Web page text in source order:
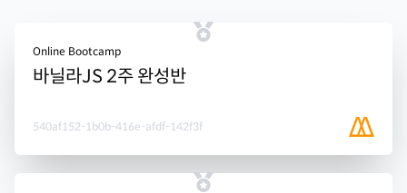
Online Bootcamp
바닐라JS 2주 완성반
540af152-1b0b-416e-afdf-142f3f